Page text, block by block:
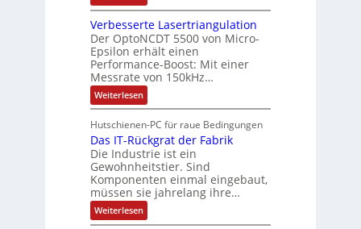
t
u
t
z
l
a
c
k
b
e
s
c
i
c
h
t
u
n
g
f
n
g
s
c
h
a
l
u
n
g
B
t
t
e
r
i
e
l
o
e
M
u
l
t
i
t
u
r
Verbesserte Lasertriangulation
Der OptoNCDT 5500 von Micro-
Epsilon erhält einen
Performance-Boost: Mit einer
Messrate von 150kHz…
Weiterlesen:
V
r
b
e
s
s
e
r
t
e
Hutschienen-PC für raue Bedingungen
Das IT-Rückgrat der Fabrik
Die Industrie ist ein
Gewohnheitstier. Sind
Komponenten einmal eingebaut,
müssen sie jahrelang ihre…
Weiterlesen:
D